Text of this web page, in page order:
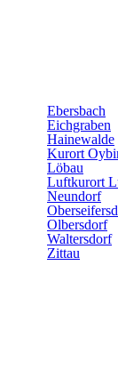
Ebersbach
Eichgraben
Hainewalde
Kurort
Löbau
Luftkurort
Neundorf
Olbersdorf
Waltersdorf
Zittau